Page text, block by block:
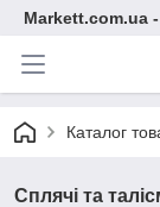
Markett.com.ua -
Каталог
Сплячі та